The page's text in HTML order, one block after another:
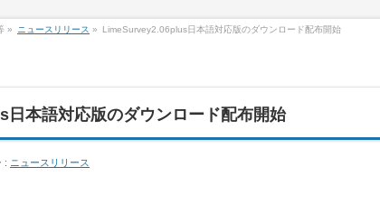
» ニュースリリース » LimeSurvey2.06plus日本語対応版のダウンロード配布開始
本語対応版のダウンロード配布開始
: ニュースリリース